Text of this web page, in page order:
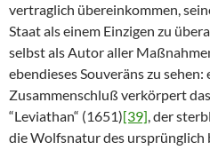
vertraglich übereinkommen,
Staat als einem Einzigen zu
selbst als Autor aller
ebendieses Souveräns zu sehen:
Zusammenschluß verkörpert
“Leviathan“ (1651)[39], der
die Wolfsnatur des ursprünglich